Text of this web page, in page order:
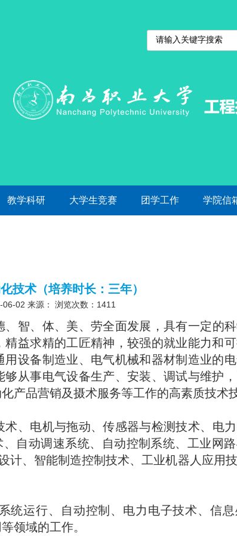
教学科研 大学生竞赛 团学工作 学院信
技术（培养时长：三年）
06-02 来源： 浏览次数： 1411
智、体、美、劳全面发展，具有一定的科
益求精的工匠精神，较强的就业能力和
设备制造业、电气机械和器材制造业的
从事电气设备生产、安装、调试与维护
产品营销及摄术服务等工作的高素质技术
、电机与拖动、传感器与检测技术、电
自动调速系统、自动控制系统、工业网路
计、智能制造控制技术、工业机器人应用
统运行、自动控制、电力电子技术、信
领域的工作。